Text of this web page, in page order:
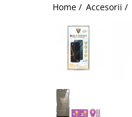
Ecrane iPhone
Ecrane Huawei / Honor
Ecrane Xiaomi / Redmi
Ecrane Motorola
Ecrane Oppo / Realme
Home / Accesorii /